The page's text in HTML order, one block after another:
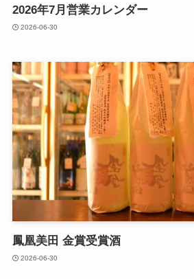
2026年7月営業カレンダー
2026-06-30
鳳凰美田 金賞受賞酒
2026-06-30